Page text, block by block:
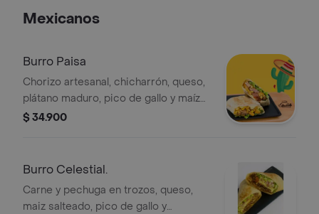
Mexicanos
Burro Paisa
Chorizo artesanal, chicharrón, queso,
plátano maduro, pico de gallo y maíz
salteado.
$ 34.900
Burro Celestial.
Carne y pechuga en trozos, queso,
maiz salteado, pico de gallo y